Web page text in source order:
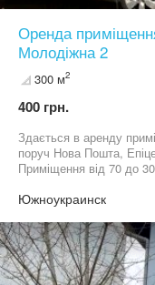
Оренда
Молодіжна 2
300 м2
400 грн.
Здається в аренду
поруч Нова Пошта,
Приміщення від 70 до
Южноукраинск